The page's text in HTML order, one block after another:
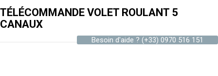
TÉLÉCOMMANDE VOLET ROULANT 5
CANAUX
Besoin d'aide ? (+33) 0970 516 151